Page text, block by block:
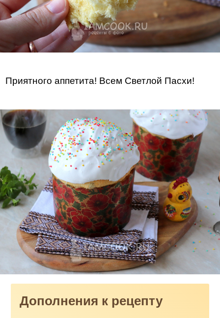
Приятного аппетита! Всем Светлой Пасхи!
Дополнения к рецепту